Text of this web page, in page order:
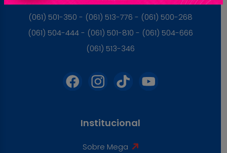
(061) 501-350 - (061) 513-776 - (061) 500-268
(061) 504-444 - (061) 501-810 - (061) 504-666
(061) 513-346
Institucional
Sobre Mega